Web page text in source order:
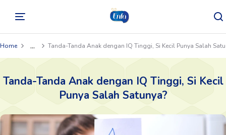
Home ... Tanda-Tanda Anak dengan IQ Tinggi, Si Kecil Punya Salah
Tanda-Tanda Anak dengan IQ Tinggi, Si Kecil
Punya Salah Satunya?